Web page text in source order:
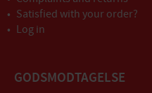
Satisfied with your order?
Log in
GODSMODTAGELSE